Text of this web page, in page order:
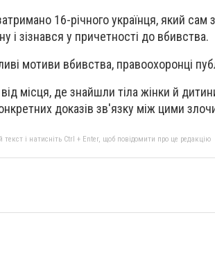
16-річного українця, який сам
і зізнався у причетності до вбивства.
мотиви вбивства, правоохоронці
місця, де знайшли тіла жінки й
доказів зв'язку між цими
і натисніть Ctrl + Enter, щоб повідомити про це редакцію